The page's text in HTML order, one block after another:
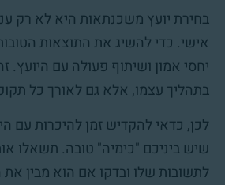
בחירת יועץ משכנתאות היא לא רק
אישי. כדי להשיג את התוצאות
יחסי אמון ושיתוף פעולה עם היועץ.
בתהליך עצמו, אלא גם לאורך כל
לכן, כדאי להקדיש זמן להיכרות עם
שיש ביניכם "כימיה" טובה. תשאלו
לתשובות שלו ובדקו אם הוא מבין